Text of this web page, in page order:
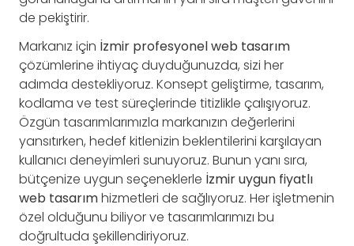
de pekiştirir.
Markanız için İzmir profesyonel web tasarım
çözümlerine ihtiyaç duyduğunuzda, sizi her
adımda destekliyoruz. Konsept geliştirme, tasarım,
kodlama ve test süreçlerinde titizlikle çalışıyoruz.
Özgün tasarımlarımızla markanızın değerlerini
yansıtırken, hedef kitlenizin beklentilerini karşılayan
kullanıcı deneyimleri sunuyoruz. Bunun yanı sıra,
bütçenize uygun seçeneklerle İzmir uygun fiyatlı
web tasarımhizmetleri de sağlıyoruz. Her işletmenin
özel olduğunu biliyor ve tasarımlarımızı bu
doğrultuda şekillendiriyoruz.